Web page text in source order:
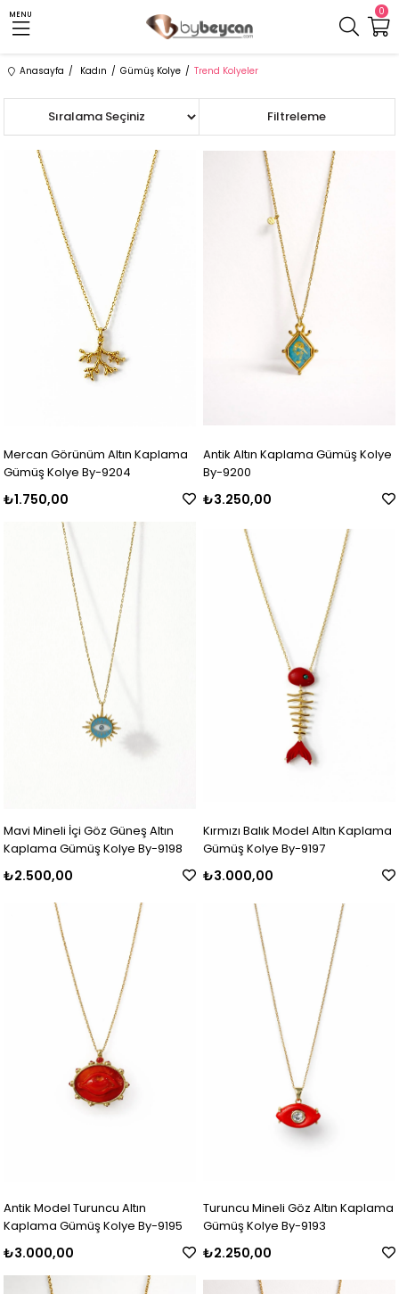
0
MENU
Anasayfa Kadın Gümüş Kolye Trend Kolyeler
Filtreleme
Sıralama
Mercan Görünüm Altın Kaplama
Gümüş Kolye By-9204
₺1.750,00
Antik Altın Kaplama Gümüş Kolye
By-9200
₺3.250,00
Mavi Mineli İçi Göz Güneş Altın
Kaplama Gümüş Kolye By-9198
₺2.500,00
Kırmızı Balık Model Altın Kaplama
Gümüş Kolye By-9197
₺3.000,00
Antik Model Turuncu Altın
Kaplama Gümüş Kolye By-9195
₺3.000,00
Turuncu Mineli Göz Altın Kaplama
Gümüş Kolye By-9193
₺2.250,00